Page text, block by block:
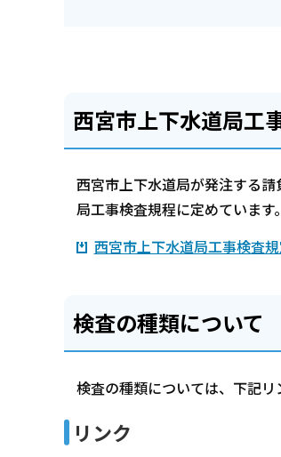
西宮市上下水道局工
西宮市上下水道局が発注する
局工事検査規程に定めています。
西宮市上下水道局工事検査
検査の種類について
検査の種類については、下記リ
リンク